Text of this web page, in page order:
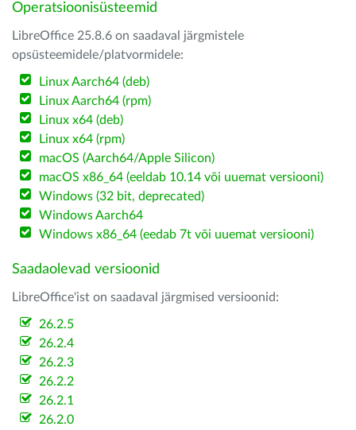
Operatsioonisüsteemid
LibreOffice 25.8.6 on saadaval järgmistele
opsüsteemidele/platvormidele:
Linux Aarch64 (deb)
Linux Aarch64 (rpm)
Linux x64 (deb)
Linux x64 (rpm)
macOS (Aarch64/Apple Silicon)
macOS x86_64 (eeldab 10.14 või uuemat versiooni)
Windows (32 bit, deprecated)
Windows Aarch64
Windows x86_64 (eedab 7t või uuemat versiooni)
Saadaolevad versioonid
LibreOffice'ist on saadaval järgmised versioonid:
26.2.5
26.2.4
26.2.3
26.2.2
26.2.1
26.2.0